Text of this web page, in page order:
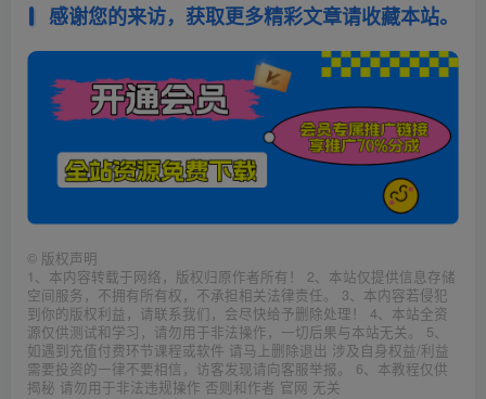
感谢您的来访，获取更多精彩文章请收藏本站。
© 版权声明
1、本内容转载于网络，版权归原作者所有！ 2、本站仅提供信息存储
空间服务，不拥有所有权，不承担相关法律责任。 3、本内容若侵犯
到你的版权利益，请联系我们，会尽快给予删除处理！ 4、本站全资
源仅供测试和学习，请勿用于非法操作，一切后果与本站无关。 5、
如遇到充值付费环节课程或软件 请马上删除退出 涉及自身权益/利益
需要投资的一律不要相信，访客发现请向客服举报。 6、本教程仅供
揭秘 请勿用于非法违规操作 否则和作者 官网 无关